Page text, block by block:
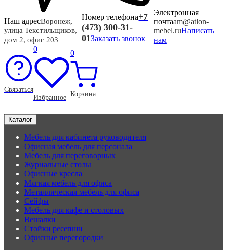
Наш адресВоронеж,
улица Текстильщиков,
дом 2, офис 203
Номер телефона+7
(473) 300-31-
01Заказать звонок
Электронная
почтаam@atlon-
mebel.ruНаписать
нам
Связаться
0
Избранное
0
Корзина
Каталог
Мебель для кабинета руководителя
Офисная мебель для персонала
Мебель для переговорных
Журнальные столы
Офисные кресла
Мягкая мебель для офиса
Металлическая мебель для офиса
Сейфы
Мебель для кафе и столовых
Вешалки
Стойки ресепшн
Офисные перегородки